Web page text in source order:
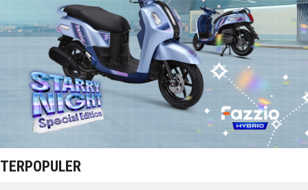
TERPOPULER